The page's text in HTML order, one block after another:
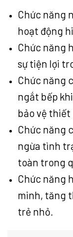
Chức năng
hoạt động
Chức năng
sự tiện lợi
Chức năng
ngắt bếp
bảo vệ thiết
Chức năng
ngừa tình
toàn trong
Chức năng
minh, tăng
trẻ nhỏ.